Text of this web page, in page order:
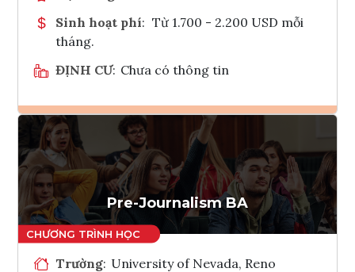
Sinh hoạt phí: Từ 1.700 - 2.200 USD mỗi
tháng.
ĐỊNH CƯ: Chưa có thông tin
Ghi danh
Tham vấn Interlink
Pre-Journalism BA
Trường: University of Nevada, Reno